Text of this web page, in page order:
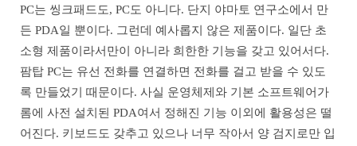
PC는 씽크패드도, PC도 아니다. 단지 야마토 연구소에서 만
든 PDA일 뿐이다. 그런데 예사롭지 않은 제품이다. 일단 초
소형 제품이라서만이 아니라 희한한 기능을 갖고 있어서다.
팜탑 PC는 유선 전화를 연결하면 전화를 걸고 받을 수 있도
록 만들었기 때문이다. 사실 운영체제와 기본 소프트웨어가
롬에 사전 설치된 PDA여서 정해진 기능 이외에 활용성은 떨
어진다. 키보드도 갖추고 있으나 너무 작아서 양 검지로만 입